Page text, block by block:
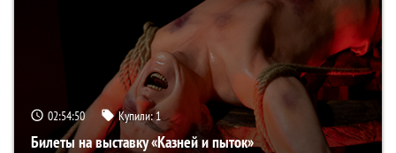
02:54:49 Купили:1
Билеты на выставку «Казней и пыток»